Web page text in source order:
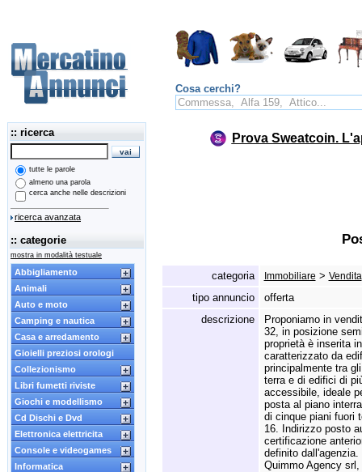
Cosa cerchi?
:: ricerca
tutte le parole
almeno una parola
cerca anche nelle descrizioni
ricerca avanzata
:: categorie
mostra in modalità testuale
Abbigliamento
Animali
Auto e moto
Camping e nautica
Casa e arredamento
Gioielli preziosi orologi
Collezionismo
Libri fumetti riviste
Giochi e modellismo
Cd Dischi e Dvd
Elettronica elettricita
Console e videogames
Informatica
Prova Sweatcoin.
categoria Immobiliare > Vendita
tipo annuncio
offerta
descrizione
Proponiamo in
32, in posizione
proprietà è inserita
caratterizzato da
principalmente tra gli
terra e di edifici di
accessibile, ideale
posta al piano
di cinque piani fuori
16. Indirizzo posto
certificazione
definito dall'agenzia.
Quimmo Agency srl,